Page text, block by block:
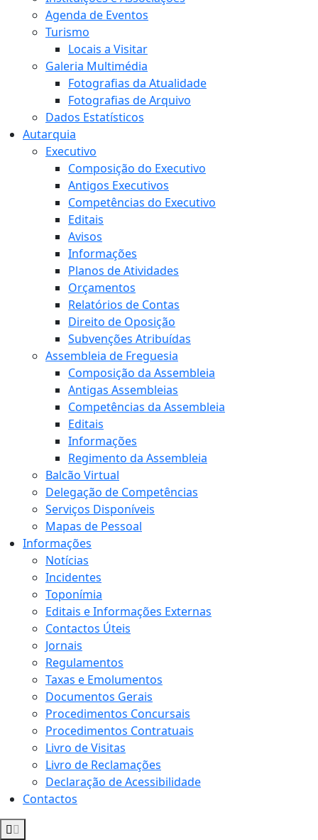
Agenda de Eventos
Turismo
Locais a Visitar
Galeria Multimédia
Fotografias da Atualidade
Fotografias de Arquivo
Dados Estatísticos
Autarquia
Executivo
Composição do Executivo
Antigos Executivos
Competências do Executivo
Editais
Avisos
Informações
Planos de Atividades
Orçamentos
Relatórios de Contas
Direito de Oposição
Subvenções Atribuídas
Assembleia de Freguesia
Composição da Assembleia
Antigas Assembleias
Competências da Assembleia
Editais
Informações
Regimento da Assembleia
Balcão Virtual
Delegação de Competências
Serviços Disponíveis
Mapas de Pessoal
Informações
Notícias
Incidentes
Toponímia
Editais e Informações Externas
Contactos Úteis
Jornais
Regulamentos
Taxas e Emolumentos
Documentos Gerais
Procedimentos Concursais
Procedimentos Contratuais
Livro de Visitas
Livro de Reclamações
Declaração de Acessibilidade
Contactos